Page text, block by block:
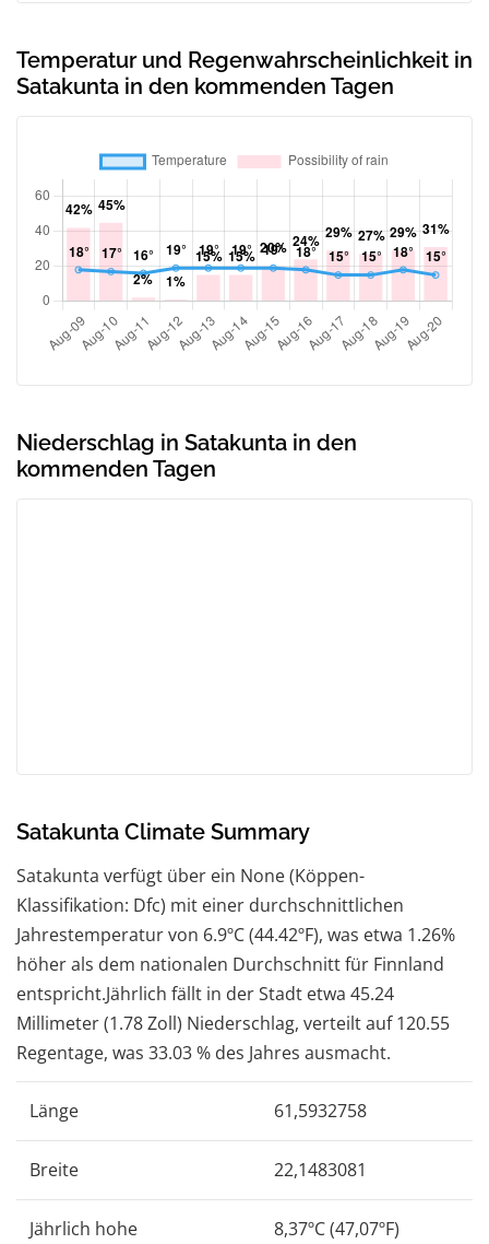
Temperatur und Regenwahrscheinlichkeit in
Satakunta in den kommenden Tagen
Niederschlag in Satakunta in den
kommenden Tagen
Satakunta Climate Summary
Satakunta verfügt über ein None (Köppen-
Klassifikation: Dfc) mit einer durchschnittlichen
Jahrestemperatur von 6.9ºC (44.42ºF), was etwa 1.26%
höher als dem nationalen Durchschnitt für Finnland
entspricht.Jährlich fällt in der Stadt etwa 45.24
Millimeter (1.78 Zoll) Niederschlag, verteilt auf 120.55
Regentage, was 33.03 % des Jahres ausmacht.
Länge 61,5932758
Breite 22,1483081
Jährlich hohe
8,37ºC (47,07ºF)